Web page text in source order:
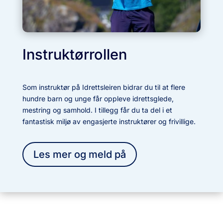
Instruktørrollen
Som instruktør på Idrettsleiren bidrar du til at flere
hundre barn og unge får oppleve idrettsglede,
mestring og samhold. I tillegg får du ta del i et
fantastisk miljø av engasjerte instruktører og frivillige.
Les mer og meld på